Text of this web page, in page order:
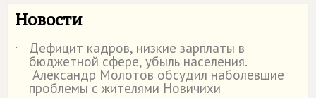
Новости
˙ Дефицит кадров, низкие зарплаты в
бюджетной сфере, убыль населения.
Александр Молотов обсудил наболевшие
проблемы с жителями Новичихи